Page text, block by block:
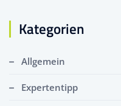
Kategorien
Allgemein
Expertentipp